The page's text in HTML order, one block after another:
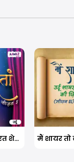
गुलिस्तां- खूबसूरत शेर-ओ-शायरी सीज़न ३ मैं शायर तो